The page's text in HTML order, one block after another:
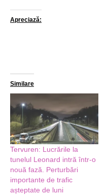
Apreciază:
Similare
Tervuren: Lucrările la
tunelul Leonard intră într-o
nouă fază. Perturbări
importante de trafic
așteptate de luni